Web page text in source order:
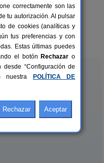
10+3 pers.
desde28 €
correctamente son las
tu autorización. Al pulsar
de cookies (analíticas y
tus preferencias y con
Estas últimas puedes
el botón Rechazar o
desde “Configuración de
nuestra
POLÍTICA DE